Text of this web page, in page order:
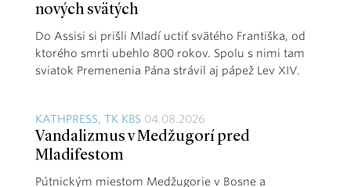
nových svätých
Do Assisi si prišli Mladí uctiť svätého Františka, od
ktorého smrti ubehlo 800 rokov. Spolu s nimi tam
sviatok Premenenia Pána strávil aj pápež Lev XIV.
KATHPRESS, TK KBS 04.08.2026
Vandalizmus v Medžugorí pred
Mladifestom
Pútnickým miestom Medžugorie v Bosne a